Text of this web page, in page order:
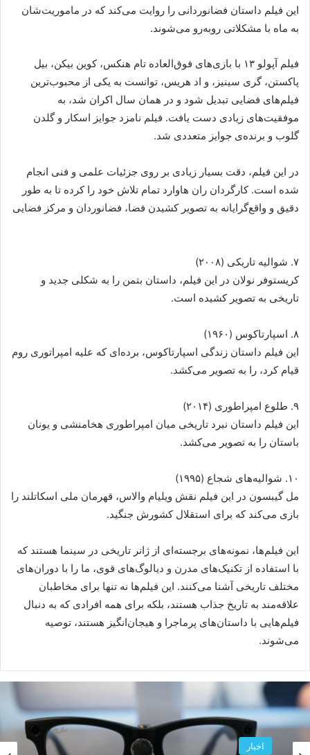
این فیلم داستان فضانوردانی را روایت می‌کند که در ماموریت‌شان
به ماه با مشکلاتی روبه‌رو می‌شوند.
فیلم آپولو ۱۳ با بازی‌های فوق‌العاده تام هنکس، کوین بیکن، بیل
پاکستن، گری سینیز، و اد هریس، توانست به یکی از محبوب‌ترین
فیلم‌های فضایی تبدیل شود و در همان سال اکران شد، به
موفقیت‌های زیادی دست یافت. فیلم نامزد جوایز اسکار و گلدن
گلوب و برنده‌ی جوایز متعددی شد.
در این فیلم، دقت بسیار زیادی بر روی جزئیات علمی و فنی انجام
شده است. کارگردان ران هاوارد تمام تلاش خود را کرده تا به طور
دقیق و واقع‌گرایانه به تصویر کشیدن فضا، فضانوردان و مرکز فضایی
۷. شوالیه تاریکی (۲۰۰۸)
کریستوفر نولان در این فیلم، داستان بتمن را به شکلی جدید و
تاریخی به تصویر کشیده است.
۸. اسپارتاکوس (۱۹۶۰)
این فیلم داستان زندگی اسپارتاکوس، برده‌ای که علیه امپراتوری روم
قیام کرد، را به تصویر می‌کشد.
۹. طلوع امپراطوری (۲۰۱۴)
این فیلم داستان نبرد تاریخی میان امپراطوری هخامنشی و یونان
باستان را به تصویر می‌کشد.
۱۰. شوالیه‌های شجاع (۱۹۹۵)
مل گیبسون در این فیلم نقش ویلیام والاس، قهرمان ملی اسکاتلند را
بازی می‌کند که برای استقلال کشورش جنگید.
این فیلم‌ها، نمونه‌های برجسته‌ای از ژانر تاریخی در سینما هستند که
با استفاده از تکنیک‌های مدرن و دیالوگ‌های قوی، ما را با دوران‌های
مختلف تاریخی آشنا می‌کنند. این فیلم‌ها نه تنها برای مخاطبان
علاقه‌مند به تاریخ جذاب هستند، بلکه برای همه افرادی که به دنبال
فیلم‌هایی با داستان‌های پرماجرا و هیجان‌انگیز هستند، توصیه
می‌شوند.
اخبار